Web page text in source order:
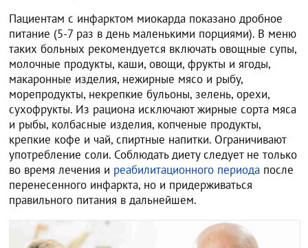
Пациентам с инфарктом миокарда показано дробное
питание (5-7 раз в день маленькими порциями). В меню
таких больных рекомендуется включать овощные супы,
молочные продукты, каши, овощи, фрукты и ягоды,
макаронные изделия, нежирные мясо и рыбу,
морепродукты, некрепкие бульоны, зелень, орехи,
сухофрукты. Из рациона исключают жирные сорта мяса
и рыбы, колбасные изделия, копченые продукты,
крепкие кофе и чай, спиртные напитки. Ограничивают
употребление соли. Соблюдать диету следует не только
во время лечения и реабилитационного периода после
перенесенного инфаркта, но и придерживаться
правильного питания в дальнейшем.